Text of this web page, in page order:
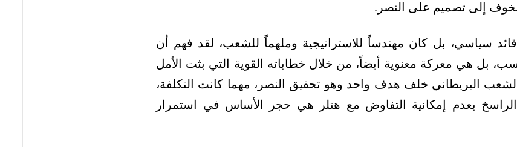
إلى تصميم على النصر.
سياسي، بل كان مهندساً للاستراتيجية وملهماً للشعب، لقد فهم أن
بل هي معركة معنوية أيضاً، من خلال خطاباته القوية التي بثت الأمل
البريطاني خلف هدف واحد وهو تحقيق النصر، مهما كانت التكلفة،
الراسخ بعدم إمكانية التفاوض مع هتلر هي حجر الأساس في استمرار